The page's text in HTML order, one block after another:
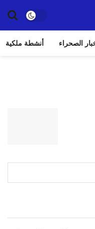
الصحراء أنشطة ملكية